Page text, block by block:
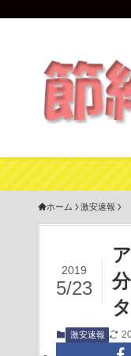
ホーム 激安速報
2019
5/23
激安速報